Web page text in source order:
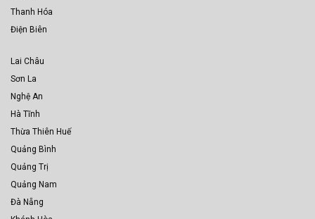
Thanh Hóa
Điện Biên
Lai Châu
Sơn La
Nghệ An
Hà Tĩnh
Thừa Thiên Huế
Quảng Bình
Quảng Trị
Quảng Nam
Đà Nẵng